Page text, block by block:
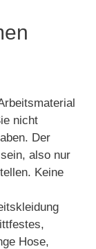
nicht
Der
also nur
Keine
Hose,